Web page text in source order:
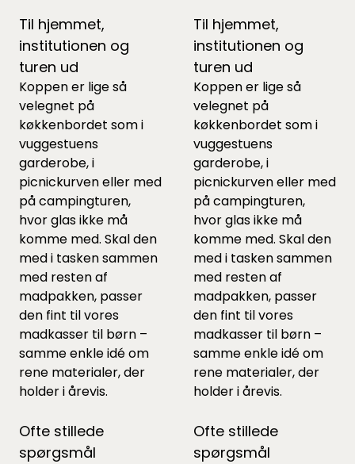
Til hjemmet,
institutionen og
turen ud
Koppen er lige så
velegnet på
køkkenbordet som i
vuggestuens
garderobe, i
picnickurven eller med
på campingturen,
hvor glas ikke må
komme med. Skal den
med i tasken sammen
med resten af
madpakken, passer
den fint til vores
madkasser til børn –
samme enkle idé om
rene materialer, der
holder i årevis.
Ofte stillede
spørgsmål
Til hjemmet,
institutionen og
turen ud
Koppen er lige så
velegnet på
køkkenbordet som i
vuggestuens
garderobe, i
picnickurven eller med
på campingturen,
hvor glas ikke må
komme med. Skal den
med i tasken sammen
med resten af
madpakken, passer
den fint til vores
madkasser til børn –
samme enkle idé om
rene materialer, der
holder i årevis.
Ofte stillede
spørgsmål